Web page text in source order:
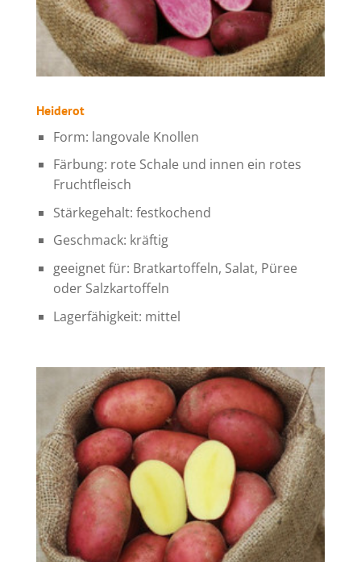
Heiderot
Form: langovale Knollen
Färbung: rote Schale und innen ein rotes
Fruchtfleisch
Stärkegehalt: festkochend
Geschmack: kräftig
geeignet für: Bratkartoffeln, Salat, Püree
oder Salzkartoffeln
Lagerfähigkeit: mittel